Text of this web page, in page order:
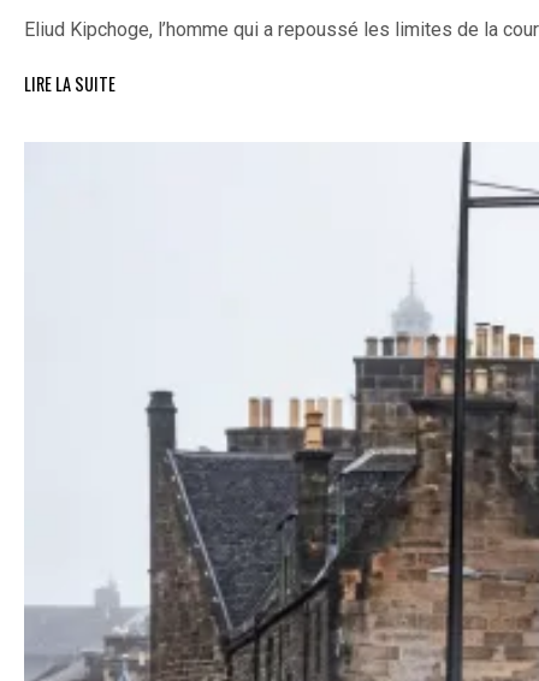
Eliud Kipchoge, l’homme qui a repoussé les limites de la
LIRE LA SUITE